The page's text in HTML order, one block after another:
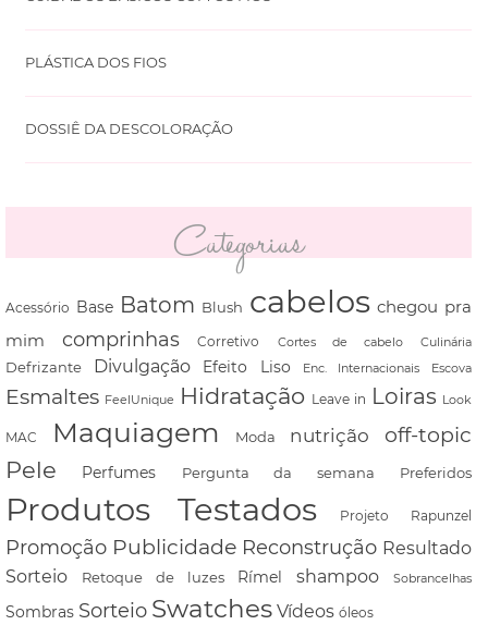
PLÁSTICA DOS FIOS
DOSSIÊ DA DESCOLORAÇÃO
Categorias
Acessório Base Batom Blush cabelos chegou pra
mim
comprinhas Corretivo Cortes de cabelo Culinária
Defrizante Divulgação Efeito Liso Enc. Internacionais Escova
Esmaltes FeelUnique Hidratação Leave in Loiras Look
MAC Maquiagem Moda nutrição off-topic
Pele Perfumes Pergunta da semana Preferidos
Produtos Testados Projeto Rapunzel
Promoção Publicidade Reconstrução Resultado
Sorteio
Retoque de luzes Rímel shampoo Sobrancelhas
Sombras Sorteio Swatches Vídeos óleos